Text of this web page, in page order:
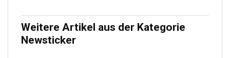
Weitere Artikel aus der Kategorie
Newsticker